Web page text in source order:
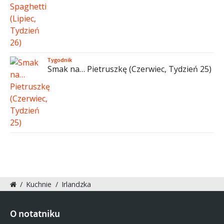
Tygodnik
Smak na… Pietruszkę (Czerwiec, Tydzień 25)
/ Kuchnie / Irlandzka
O notatniku